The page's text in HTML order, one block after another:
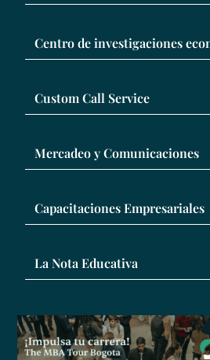
Centro de investigaciones
Custom Call Service
Mercadeo y Comunicaciones
Capacitaciones Empresariales
La Nota Educativa